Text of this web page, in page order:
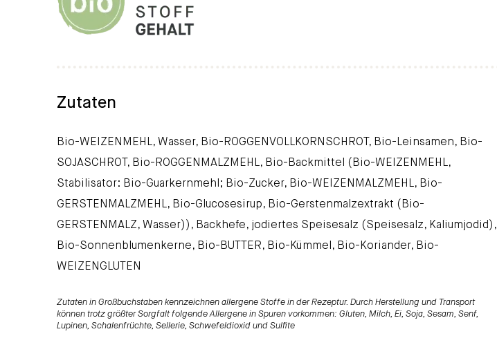
Zutaten
Bio-WEIZENMEHL, Wasser, Bio-ROGGENVOLLKORNSCHROT, Bio-Leinsamen, Bio-
SOJASCHROT, Bio-ROGGENMALZMEHL, Bio-Backmittel (Bio-WEIZENMEHL,
Stabilisator: Bio-Guarkernmehl; Bio-Zucker, Bio-WEIZENMALZMEHL, Bio-
GERSTENMALZMEHL, Bio-Glucosesirup, Bio-Gerstenmalzextrakt (Bio-
GERSTENMALZ, Wasser)), Backhefe, jodiertes Speisesalz (Speisesalz, Kaliumjodid),
Bio-Sonnenblumenkerne, Bio-BUTTER, Bio-Kümmel, Bio-Koriander, Bio-
WEIZENGLUTEN
Zutaten in Großbuchstaben kennzeichnen allergene Stoffe in der Rezeptur. Durch Herstellung und Transport
können trotz größter Sorgfalt folgende Allergene in Spuren vorkommen: Gluten, Milch, Ei, Soja, Sesam, Senf,
Lupinen, Schalenfrüchte, Sellerie, Schwefeldioxid und Sulfite